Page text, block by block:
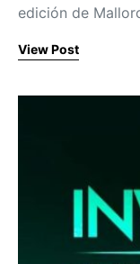
edición de
View Post